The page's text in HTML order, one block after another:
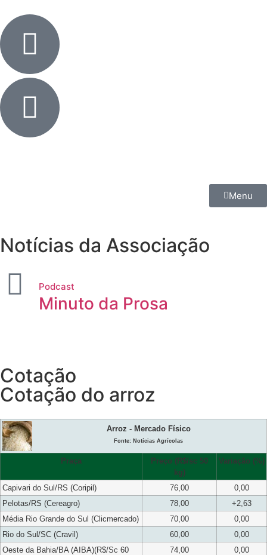
Menu
Notícias da Associação
Podcast
Minuto da Prosa
Cotação
Cotação do arroz
Arroz - Mercado Físico
Fonte: Notícias Agrícolas
Praça
Preço (R$/sc 50
kg)
Variação (%)
Capivari do Sul/RS (Coripil) 76,00
0,00
Pelotas/RS (Cereagro)
78,00
+2,63
Média Rio Grande do Sul (Clicmercado)
70,00
0,00
Rio do Sul/SC (Cravil)
60,00
0,00
Oeste da Bahia/BA (AIBA)(R$/Sc 60
74,00 0,00